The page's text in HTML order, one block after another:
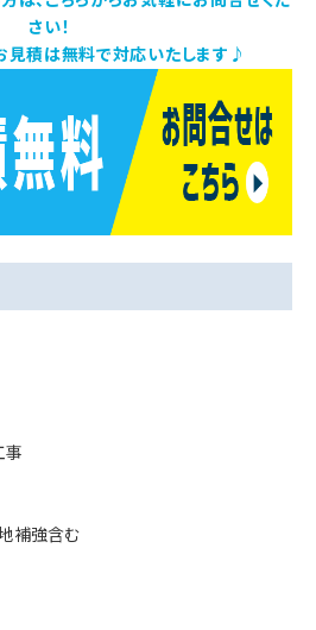
さい！
見積は無料で対応いたします♪
事
補強含む